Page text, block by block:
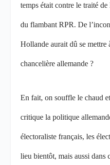
temps était contre le traité
du flambant RPR. De
Hollande aurait dû se mettre
chancelière allemande ?
En fait, on souffle le chaud
critique la politique
électoraliste français, les
lieu bientôt, mais aussi dans